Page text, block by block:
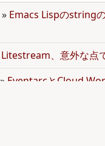
» Emacs Lispのstring
Litestream、意外な点
» EventarcとCloud